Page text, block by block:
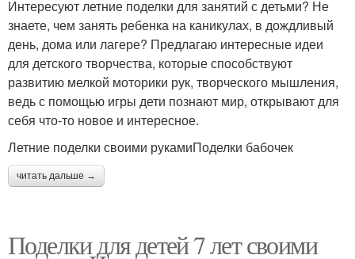
Интересуют летние поделки для занятий с детьми? Не
знаете, чем занять ребенка на каникулах, в дождливый
день, дома или лагере? Предлагаю интересные идеи
для детского творчества, которые способствуют
развитию мелкой моторики рук, творческого мышления,
ведь с помощью игры дети познают мир, открывают для
себя что-то новое и интересное.
Летние поделки своими рукамиПоделки бабочек
читать дальше →
Поделки для детей 7 лет своими